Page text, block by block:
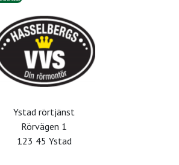
Ystad rörtjänst
Rörvägen 1
123 45 Ystad